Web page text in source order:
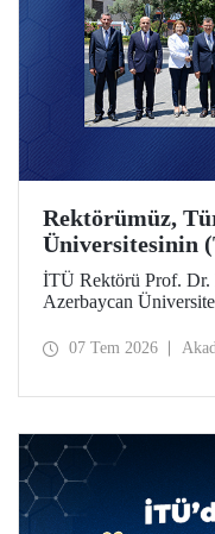
Rektörümüz,
Üniversitesinin
Heyeti
İTÜ Rektörü Prof. Dr.
Azerbaycan
düzenlenen
07 Tem 2026